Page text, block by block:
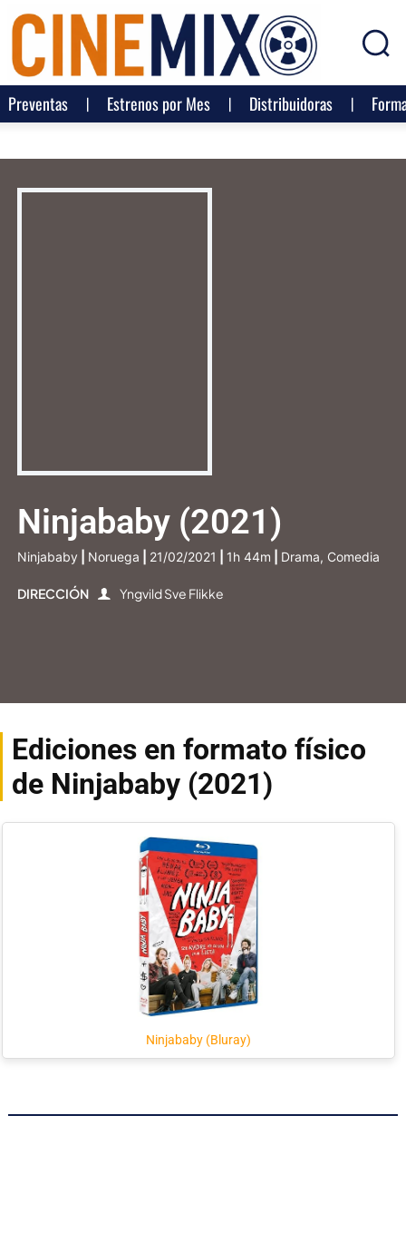
Preventas Estrenos por Mes Distribuidoras
Ninjababy (2021)
Ninjababy Noruega 21/02/2021 1h 44m Drama, Comedia
DIRECCIÓN Yngvild Sve Flikke
Ediciones en formato físico
de Ninjababy (2021)
Ninjababy (Bluray)